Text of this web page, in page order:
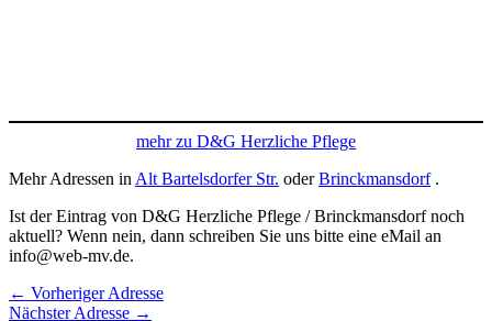
mehr zu D&G Herzliche Pflege
Mehr Adressen in Alt Bartelsdorfer Str. oderBrinckmansdorf.
Ist der Eintrag von D&G Herzliche Pflege / Brinckmansdorf noch
aktuell? Wenn nein, dann schreiben Sie uns bitte eine eMail an
info@web-mv.de.
← Vorheriger Adresse
Nächster Adresse →